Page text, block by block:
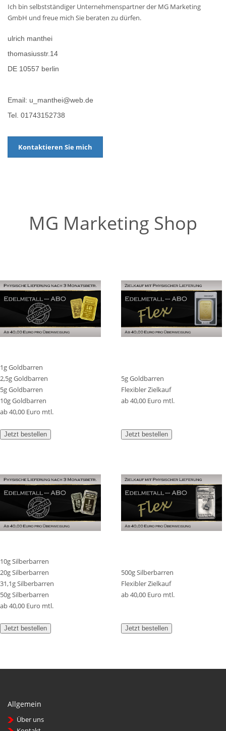
Ich bin selbstständiger Unternehmenspartner der MG Marketing
GmbH und freue mich Sie beraten zu dürfen.
ulrich manthei
thomasiusstr.14
DE 10557 berlin
Email: u_manthei@web.de
Tel. 01743152738
Kontaktieren Sie mich
MG Marketing Shop
1g Goldbarren
2,5g Goldbarren
5g Goldbarren
10g Goldbarren
ab 40,00 Euro mtl.
5g Goldbarren
Flexibler Zielkauf
ab 40,00 Euro mtl.
Jetzt bestellen Jetzt bestellen
10g Silberbarren
20g Silberbarren
31,1g Silberbarren
50g Silberbarren
ab 40,00 Euro mtl.
500g Silberbarren
Flexibler Zielkauf
ab 40,00 Euro mtl.
Jetzt bestellen Jetzt bestellen
Allgemein
Über uns